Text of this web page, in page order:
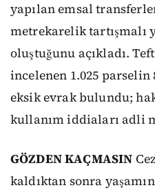
yapılan emsal
metrekarelik tartışmalı
oluştuğunu açıkladı.
incelenen 1.025 parselin
eksik evrak bulundu;
kullanım iddiaları adli
GÖZDEN KAÇMASIN
kaldıktan sonra